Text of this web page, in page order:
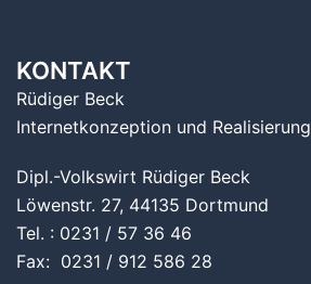
KONTAKT
Rüdiger Beck
Internetkonzeption und Realisierung
Dipl.-Volkswirt Rüdiger Beck
Löwenstr. 27, 44135 Dortmund
Tel. : 0231 / 57 36 46
Fax: 0231 / 912 586 28